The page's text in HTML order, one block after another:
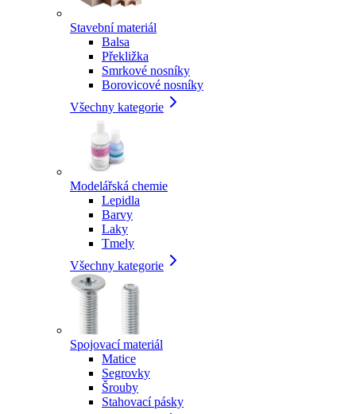
Stavební materiál
Balsa
Překližka
Smrkové nosníky
Borovicové nosníky
Všechny kategorie
Modelářská chemie
Lepidla
Barvy
Laky
Tmely
Všechny kategorie
Spojovací materiál
Matice
Segrovky
Šrouby
Stahovací pásky